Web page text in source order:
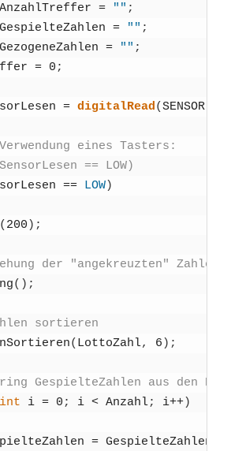
Anzahl­Tref­fer = "" ;
Gespiel­te­Zah­len = "" ;
Gezo­ge­ne­Zah­len = "" ;
= 0 ;
= digi­tal­Read(SENSOR
eines Tas­ters:
== LOW)
== LOW)
( 200 ) ;
der "ange­kreuz­ten" Zah­len
( ) ;
sor­tie­ren
( Lot­to­Zahl, 6 ) ;
Gespiel­te­Zah­len aus den
int i = 0 ; i < Anzahl; i++)
= Gespiel­te­Zah­len